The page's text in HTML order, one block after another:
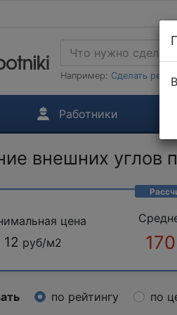
Например: Сделать
Работники
внешних углов
цена
12 руб/м2
по рейтингу по